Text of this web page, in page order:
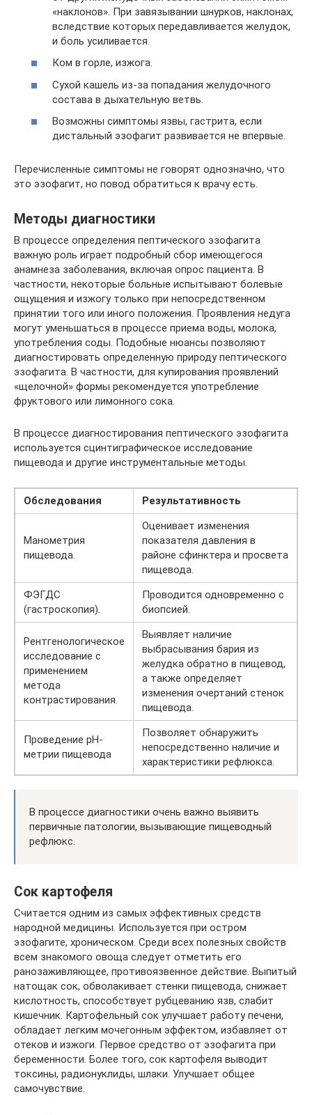
«наклонов». При завязывании шнурков, наклонах,
вследствие которых передавливается желудок,
и боль усиливается.
Ком в горле, изжога.
Сухой кашель из-за попадания желудочного
состава в дыхательную ветвь.
Возможны симптомы язвы, гастрита, если
дистальный эзофагит развивается не впервые.
Перечисленные симптомы не говорят однозначно, что
это эзофагит, но повод обратиться к врачу есть.
Методы диагностики
В процессе определения пептического эзофагита
важную роль играет подробный сбор имеющегося
анамнеза заболевания, включая опрос пациента. В
частности, некоторые больные испытывают болевые
ощущения и изжогу только при непосредственном
принятии того или иного положения. Проявления недуга
могут уменьшаться в процессе приема воды, молока,
употребления соды. Подобные нюансы позволяют
диагностировать определенную природу пептического
эзофагита. В частности, для купирования проявлений
«щелочной» формы рекомендуется употребление
фруктового или лимонного сока.
В процессе диагностирования пептического эзофагита
используется сцинтиграфическое исследование
пищевода и другие инструментальные методы.
Обследования Результативность
Манометрия
пищевода.
Оценивает изменения
показателя давления в
районе сфинктера и просвета
пищевода.
ФЭГДС
(гастроскопия).
Проводится одновременно с
биопсией.
Рентгенологическое
исследование с
применением
метода
контрастирования.
Выявляет наличие
выбрасывания бария из
желудка обратно в пищевод,
а также определяет
изменения очертаний стенок
пищевода.
Проведение рН-
метрии пищевода
Позволяет обнаружить
непосредственно наличие и
характеристики рефлюкса.
В процессе диагностики очень важно выявить
первичные патологии, вызывающие пищеводный
рефлюкс.
Сок картофеля
Считается одним из самых эффективных средств
народной медицины. Используется при остром
эзофагите, хроническом. Среди всех полезных свойств
всем знакомого овоща следует отметить его
ранозаживляющее, противоязвенное действие. Выпитый
натощак сок, обволакивает стенки пищевода, снижает
кислотность, способствует рубцеванию язв, слабит
кишечник. Картофельный сок улучшает работу печени,
обладает легким мочегонным эффектом, избавляет от
отеков и изжоги. Первое средство от эзофагита при
беременности. Более того, сок картофеля выводит
токсины, радионуклиды, шлаки. Улучшает общее
самочувствие.